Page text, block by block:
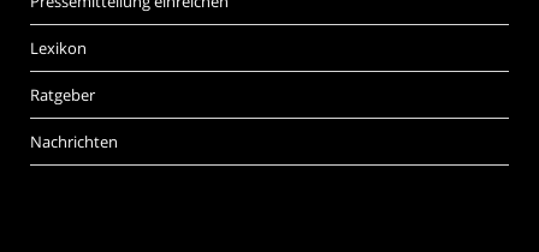
Lexikon
Ratgeber
Nachrichten